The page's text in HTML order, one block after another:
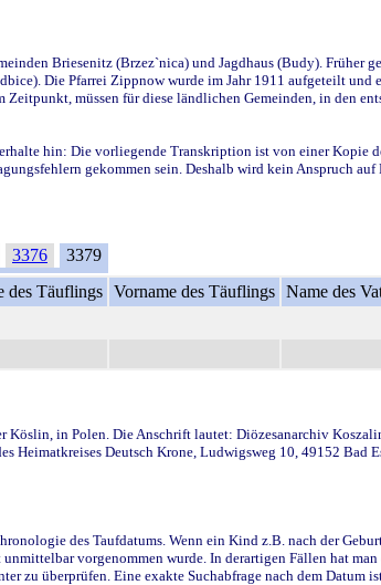
Briesenitz (Brzez`nica) und Jagdhaus (Budy). Früher
Die Pfarrei Zippnow wurde im Jahr 1911 aufgeteilt
müssen für diese ländlichen Gemeinden, in den
hin: Die vorliegende Transkription ist von einer Kopie
gekommen sein. Deshalb wird kein Anspruch auf
3376
3379
des Täuflings Vorname des Täuflings Name des
in Polen. Die Anschrift lautet: Diözesanarchiv
Heimatkreises Deutsch Krone, Ludwigsweg 10, 49152 Bad
des Taufdatums. Wenn ein Kind z.B. nach der
vorgenommen wurde. In derartigen Fällen hat
zu überprüfen. Eine exakte Suchabfrage nach dem Datum